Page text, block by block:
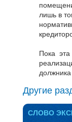
лишь в
Пока
должника
Другие
СЛОВО